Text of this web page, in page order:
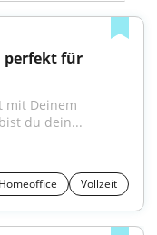
mit Deinem
du dein...
Homeoffice Vollzeit